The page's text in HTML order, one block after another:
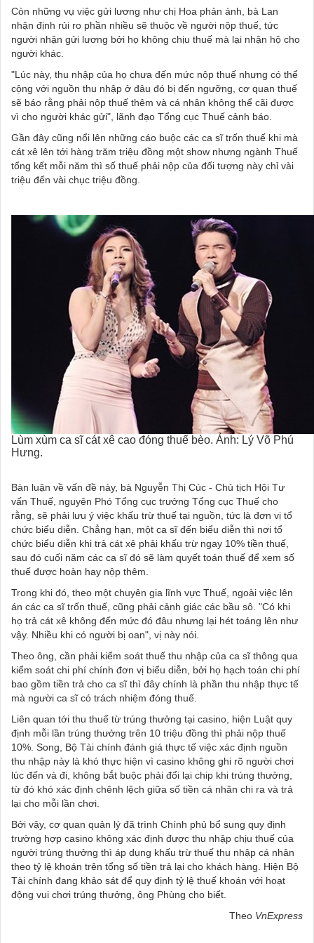
Còn những vụ việc gửi lương như chị Hoa phản ánh, bà Lan
nhận định rủi ro phần nhiều sẽ thuộc về người nộp thuế, tức
người nhận gửi lương bởi họ không chịu thuế mà lại nhận hộ cho
người khác.
"Lúc này, thu nhập của họ chưa đến mức nộp thuế nhưng có thể
cộng với nguồn thu nhập ở đâu đó bị đến ngưỡng, cơ quan thuế
sẽ báo rằng phải nộp thuế thêm và cá nhân không thể cãi được
vì cho người khác gửi", lãnh đạo Tổng cục Thuế cảnh báo.
Gần đây cũng nổi lên những cáo buộc các ca sĩ trốn thuế khi mà
cát xê lên tới hàng trăm triệu đồng một show nhưng ngành Thuế
tổng kết mỗi năm thì số thuế phải nộp của đối tượng này chỉ vài
triệu đến vài chục triệu đồng.
Lùm xùm ca sĩ cát xê cao đóng thuế bèo. Ảnh: Lý Võ Phú
Hưng.
Bàn luận về vấn đề này, bà Nguyễn Thị Cúc - Chủ tịch Hội Tư
vấn Thuế, nguyên Phó Tổng cục trưởng Tổng cục Thuế cho
rằng, sẽ phải lưu ý việc khấu trừ thuế tại nguồn, tức là đơn vị tổ
chức biểu diễn. Chẳng hạn, một ca sĩ đến biểu diễn thì nơi tổ
chức biểu diễn khi trả cát xê phải khấu trừ ngay 10% tiền thuế,
sau đó cuối năm các ca sĩ đó sẽ làm quyết toán thuế để xem số
thuế được hoàn hay nộp thêm.
Trong khi đó, theo một chuyên gia lĩnh vực Thuế, ngoài việc lên
án các ca sĩ trốn thuế, cũng phải cảnh giác các bầu sô. "Có khi
họ trả cát xê không đến mức đó đâu nhưng lại hét toáng lên như
vậy. Nhiều khi có người bị oan", vị này nói.
Theo ông, cần phải kiểm soát thuế thu nhập của ca sĩ thông qua
kiểm soát chi phí chính đơn vị biểu diễn, bởi họ hạch toán chi phí
bao gồm tiền trả cho ca sĩ thì đây chính là phần thu nhập thực tế
mà người ca sĩ có trách nhiệm đóng thuế.
Liên quan tới thu thuế từ trúng thưởng tại casino, hiện Luật quy
định mỗi lần trúng thưởng trên 10 triệu đồng thì phải nộp thuế
10%. Song, Bộ Tài chính đánh giá thực tế việc xác định nguồn
thu nhập này là khó thực hiện vì casino không ghi rõ người chơi
lúc đến và đi, không bắt buộc phải đổi lại chip khi trúng thưởng,
từ đó khó xác định chênh lệch giữa số tiền cá nhân chi ra và trả
lại cho mỗi lần chơi.
Bởi vậy, cơ quan quản lý đã trình Chính phủ bổ sung quy định
trường hợp casino không xác định được thu nhập chịu thuế của
người trúng thưởng thì áp dụng khấu trừ thuế thu nhập cá nhân
theo tỷ lệ khoán trên tổng số tiền trả lại cho khách hàng. Hiện Bộ
Tài chính đang khảo sát để quy định tỷ lệ thuế khoán với hoạt
động vui chơi trúng thưởng, ông Phùng cho biết.
Theo VnExpress